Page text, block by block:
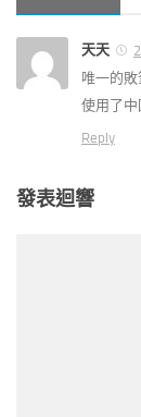
天天
唯一的敗
使用了中
Reply
發表迴響